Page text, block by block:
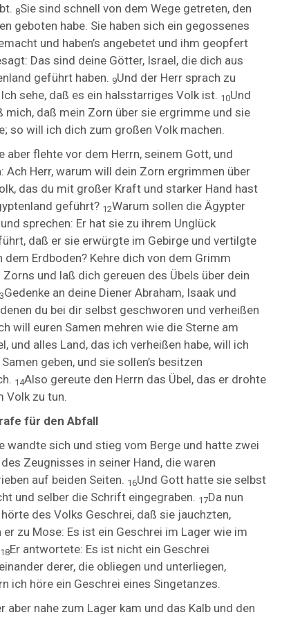
8Sie sind schnell von dem Wege getreten, den
geboten habe. Sie haben sich ein gegossenes
und haben’s angebetet und ihm geopfert
Das sind deine Götter, Israel, die dich aus
geführt haben. 9Und der Herr sprach zu
sehe, daß es ein halsstarriges Volk ist. 10Und
mich, daß mein Zorn über sie ergrimme und sie
so will ich dich zum großen Volk machen.
aber flehte vor dem Herrn, seinem Gott, und
Ach Herr, warum will dein Zorn ergrimmen über
das du mit großer Kraft und starker Hand hast
geführt? 12Warum sollen die Ägypter
sprechen: Er hat sie zu ihrem Unglück
daß er sie erwürgte im Gebirge und vertilgte
dem Erdboden? Kehre dich von dem Grimm
Zorns und laß dich gereuen des Übels über dein
Gedenke an deine Diener Abraham, Isaak und
denen du bei dir selbst geschworen und verheißen
will euren Samen mehren wie die Sterne am
und alles Land, das ich verheißen habe, will ich
geben, und sie sollen’s besitzen
14Also gereute den Herrn das Übel, das er drohte
Volk zu tun.
für den Abfall
wandte sich und stieg vom Berge und hatte zwei
Zeugnisses in seiner Hand, die waren
auf beiden Seiten. 16Und Gott hatte sie selbst
und selber die Schrift eingegraben. 17Da nun
des Volks Geschrei, daß sie jauchzten,
er zu Mose: Es ist ein Geschrei im Lager wie im
18Er antwortete: Es ist nicht ein Geschrei
derer, die obliegen und unterliegen,
ich höre ein Geschrei eines Singetanzes.
aber nahe zum Lager kam und das Kalb und den